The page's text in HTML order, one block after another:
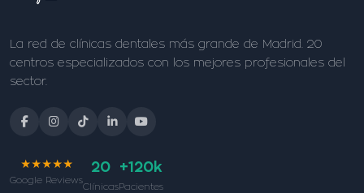
La red de clínicas dentales más grande de Madrid. 20
centros especializados con los mejores profesionales del
sector.
★★★★★
Google Reviews
20
Clínicas
+120k
Pacientes